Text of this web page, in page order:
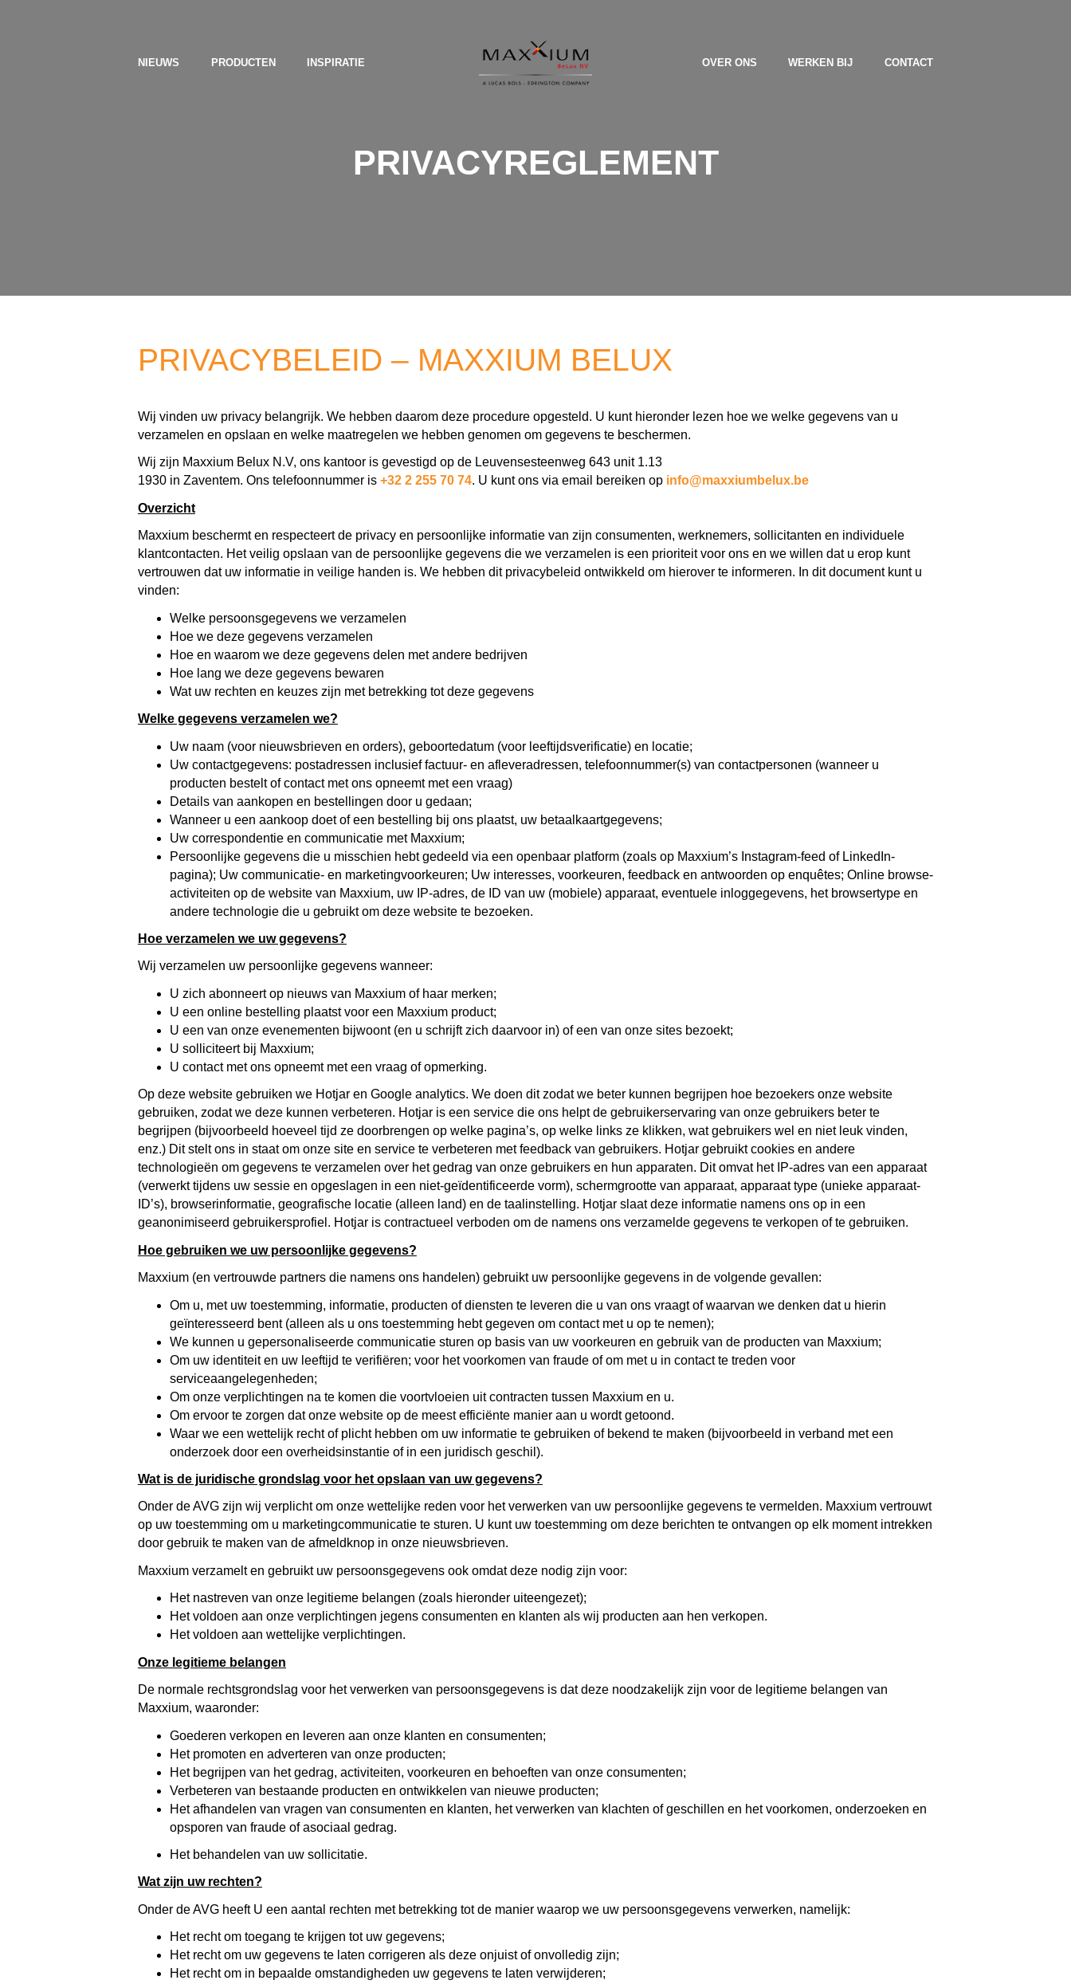
NIEUWS PRODUCTEN INSPIRATIE OVER ONS WERKEN BIJ CONTACT
PRIVACYREGLEMENT
PRIVACYBELEID – MAXXIUM BELUX
Wij vinden uw privacy belangrijk. We hebben daarom deze procedure opgesteld. U kunt hieronder lezen hoe we welke gegevens van u
verzamelen en opslaan en welke maatregelen we hebben genomen om gegevens te beschermen.
Wij zijn Maxxium Belux N.V, ons kantoor is gevestigd op de Leuvensesteenweg 643 unit 1.13
1930 in Zaventem. Ons telefoonnummer is +32 2 255 70 74. U kunt ons via email bereiken op info@maxxiumbelux.be
Overzicht
Maxxium beschermt en respecteert de privacy en persoonlijke informatie van zijn consumenten, werknemers, sollicitanten en individuele
klantcontacten. Het veilig opslaan van de persoonlijke gegevens die we verzamelen is een prioriteit voor ons en we willen dat u erop kunt
vertrouwen dat uw informatie in veilige handen is. We hebben dit privacybeleid ontwikkeld om hierover te informeren. In dit document kunt u
vinden:
Welke persoonsgegevens we verzamelen
Hoe we deze gegevens verzamelen
Hoe en waarom we deze gegevens delen met andere bedrijven
Hoe lang we deze gegevens bewaren
Wat uw rechten en keuzes zijn met betrekking tot deze gegevens
Welke gegevens verzamelen we?
Uw naam (voor nieuwsbrieven en orders), geboortedatum (voor leeftijdsverificatie) en locatie;
Uw contactgegevens: postadressen inclusief factuur- en afleveradressen, telefoonnummer(s) van contactpersonen (wanneer u
producten bestelt of contact met ons opneemt met een vraag)
Details van aankopen en bestellingen door u gedaan;
Wanneer u een aankoop doet of een bestelling bij ons plaatst, uw betaalkaartgegevens;
Uw correspondentie en communicatie met Maxxium;
Persoonlijke gegevens die u misschien hebt gedeeld via een openbaar platform (zoals op Maxxium’s Instagram-feed of LinkedIn-
pagina); Uw communicatie- en marketingvoorkeuren; Uw interesses, voorkeuren, feedback en antwoorden op enquêtes; Online browse-
activiteiten op de website van Maxxium, uw IP-adres, de ID van uw (mobiele) apparaat, eventuele inloggegevens, het browsertype en
andere technologie die u gebruikt om deze website te bezoeken.
Hoe verzamelen we uw gegevens?
Wij verzamelen uw persoonlijke gegevens wanneer:
U zich abonneert op nieuws van Maxxium of haar merken;
U een online bestelling plaatst voor een Maxxium product;
U een van onze evenementen bijwoont (en u schrijft zich daarvoor in) of een van onze sites bezoekt;
U solliciteert bij Maxxium;
U contact met ons opneemt met een vraag of opmerking.
Op deze website gebruiken we Hotjar en Google analytics. We doen dit zodat we beter kunnen begrijpen hoe bezoekers onze website
gebruiken, zodat we deze kunnen verbeteren. Hotjar is een service die ons helpt de gebruikerservaring van onze gebruikers beter te
begrijpen (bijvoorbeeld hoeveel tijd ze doorbrengen op welke pagina’s, op welke links ze klikken, wat gebruikers wel en niet leuk vinden,
enz.) Dit stelt ons in staat om onze site en service te verbeteren met feedback van gebruikers. Hotjar gebruikt cookies en andere
technologieën om gegevens te verzamelen over het gedrag van onze gebruikers en hun apparaten. Dit omvat het IP-adres van een apparaat
(verwerkt tijdens uw sessie en opgeslagen in een niet-geïdentificeerde vorm), schermgrootte van apparaat, apparaat type (unieke apparaat-
ID’s), browserinformatie, geografische locatie (alleen land) en de taalinstelling. Hotjar slaat deze informatie namens ons op in een
geanonimiseerd gebruikersprofiel. Hotjar is contractueel verboden om de namens ons verzamelde gegevens te verkopen of te gebruiken.
Hoe gebruiken we uw persoonlijke gegevens?
Maxxium (en vertrouwde partners die namens ons handelen) gebruikt uw persoonlijke gegevens in de volgende gevallen:
Om u, met uw toestemming, informatie, producten of diensten te leveren die u van ons vraagt ​​of waarvan we denken dat u hierin
geïnteresseerd bent (alleen als u ons toestemming hebt gegeven om contact met u op te nemen);
We kunnen u gepersonaliseerde communicatie sturen op basis van uw voorkeuren en gebruik van de producten van Maxxium;
Om uw identiteit en uw leeftijd te verifiëren; voor het voorkomen van fraude of om met u in contact te treden voor
serviceaangelegenheden;
Om onze verplichtingen na te komen die voortvloeien uit contracten tussen Maxxium en u.
Om ervoor te zorgen dat onze website op de meest efficiënte manier aan u wordt getoond.
Waar we een wettelijk recht of plicht hebben om uw informatie te gebruiken of bekend te maken (bijvoorbeeld in verband met een
onderzoek door een overheidsinstantie of in een juridisch geschil).
Wat is de juridische grondslag voor het opslaan van uw gegevens?
Onder de AVG zijn wij verplicht om onze wettelijke reden voor het verwerken van uw persoonlijke gegevens te vermelden. Maxxium vertrouwt
op uw toestemming om u marketingcommunicatie te sturen. U kunt uw toestemming om deze berichten te ontvangen op elk moment intrekken
door gebruik te maken van de afmeldknop in onze nieuwsbrieven.
Maxxium verzamelt en gebruikt uw persoonsgegevens ook omdat deze nodig zijn voor:
Het nastreven van onze legitieme belangen (zoals hieronder uiteengezet);
Het voldoen aan onze verplichtingen jegens consumenten en klanten als wij producten aan hen verkopen.
Het voldoen aan wettelijke verplichtingen.
Onze legitieme belangen
De normale rechtsgrondslag voor het verwerken van persoonsgegevens is dat deze noodzakelijk zijn voor de legitieme belangen van
Maxxium, waaronder:
Goederen verkopen en leveren aan onze klanten en consumenten;
Het promoten en adverteren van onze producten;
Het begrijpen van het gedrag, activiteiten, voorkeuren en behoeften van onze consumenten;
Verbeteren van bestaande producten en ontwikkelen van nieuwe producten;
Het afhandelen van vragen van consumenten en klanten, het verwerken van klachten of geschillen en het voorkomen, onderzoeken en
opsporen van fraude of asociaal gedrag.
Het behandelen van uw sollicitatie.
Wat zijn uw rechten?
Onder de AVG heeft U een aantal rechten met betrekking tot de manier waarop we uw persoonsgegevens verwerken, namelijk:
Het recht om toegang te krijgen tot uw gegevens;
Het recht om uw gegevens te laten corrigeren als deze onjuist of onvolledig zijn;
Het recht om in bepaalde omstandigheden uw gegevens te laten verwijderen;